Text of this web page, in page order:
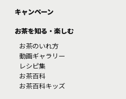
キャンペーン
お茶を知る・楽しむ
お茶のいれ方
動画ギャラリー
レシピ集
お茶百科
お茶百科キッズ